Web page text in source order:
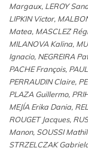
Margaux, LEROY
LIPKIN Victor,
Matea, MASCLEZ
MILANOVA Kalina,
Ignacio, NEGREIRA
PACHE François,
PERRAUDIN Claire,
PLAZA Guillermo,
MEJÍA Erika Dania,
ROUGET Jacques,
Manon, SOUSSI
STRZELCZAK